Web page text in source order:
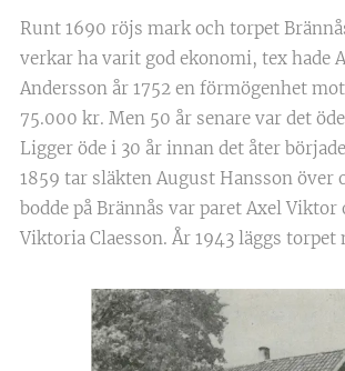
Runt 1690 röjs mark och torpet
verkar ha varit god ekonomi, tex hade
Andersson år 1752 en förmögenhet
75.000 kr. Men 50 år senare var det
Ligger öde i 30 år innan det åter
1859 tar släkten August Hansson över
bodde på Brännås var paret Axel Viktor
Viktoria Claesson. År 1943 läggs torpet